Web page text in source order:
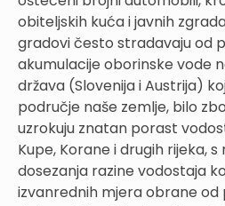
obiteljskih kuća i javnih
gradovi često stradavaju od
akumulacije oborinske vode
država (Slovenija i Austrija)
područje naše zemlje, bilo
uzrokuju znatan porast
Kupe, Korane i drugih rijeka,
dosezanja razine vodostaja
izvanrednih mjera obrane od